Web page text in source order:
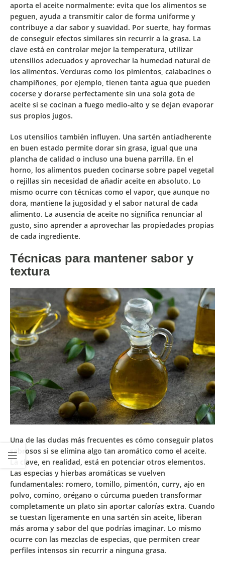
aporta el aceite normalmente: evita que los alimentos se
peguen, ayuda a transmitir calor de forma uniforme y
contribuye a dar sabor y suavidad. Por suerte, hay formas
de conseguir efectos similares sin recurrir a la grasa. La
clave está en controlar mejor la temperatura, utilizar
utensilios adecuados y aprovechar la humedad natural de
los alimentos. Verduras como los pimientos, calabacines o
champiñones, por ejemplo, tienen tanta agua que pueden
cocerse y dorarse perfectamente sin una sola gota de
aceite si se cocinan a fuego medio-alto y se dejan evaporar
sus propios jugos.
Los utensilios también influyen. Una sartén antiadherente
en buen estado permite dorar sin grasa, igual que una
plancha de calidad o incluso una buena parrilla. En el
horno, los alimentos pueden cocinarse sobre papel vegetal
o rejillas sin necesidad de añadir aceite en absoluto. Lo
mismo ocurre con técnicas como el vapor, que aunque no
dora, mantiene la jugosidad y el sabor natural de cada
alimento. La ausencia de aceite no significa renunciar al
gusto, sino aprender a aprovechar las propiedades propias
de cada ingrediente.
Técnicas para mantener sabor y
textura
Una de las dudas más frecuentes es cómo conseguir platos
sabrosos si se elimina algo tan aromático como el aceite.
La clave, en realidad, está en potenciar otros elementos.
Las especias y hierbas aromáticas se vuelven
fundamentales: romero, tomillo, pimentón, curry, ajo en
polvo, comino, orégano o cúrcuma pueden transformar
completamente un plato sin aportar calorías extra. Cuando
se tuestan ligeramente en una sartén sin aceite, liberan
más aroma y sabor del que podrías imaginar. Lo mismo
ocurre con las mezclas de especias, que permiten crear
perfiles intensos sin recurrir a ninguna grasa.